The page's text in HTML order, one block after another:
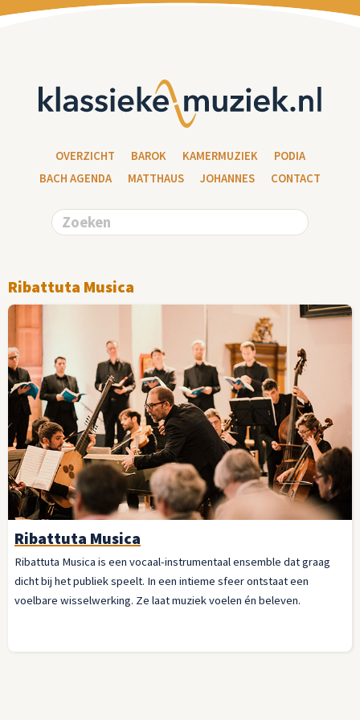
OVERZICHT BAROK KAMERMUZIEK
PODIA
BACH AGENDA
MATTHAUS JOHANNES CONTACT
Ribattuta Musica
Ribattuta Musica
Ribattuta Musica is een vocaal-instrumentaal ensemble dat graag
dicht bij het publiek speelt. In een intieme sfeer ontstaat een
voelbare wisselwerking. Ze laat muziek voelen én beleven.